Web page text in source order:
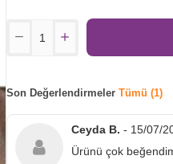
Son Değerlendirmeler Tümü (1)
Ceyda B. - 15/07/
Ürünü çok